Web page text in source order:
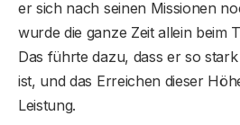
er sich nach seinen Missionen
wurde die ganze Zeit allein beim
Das führte dazu, dass er so
ist, und das Erreichen dieser
Leistung.